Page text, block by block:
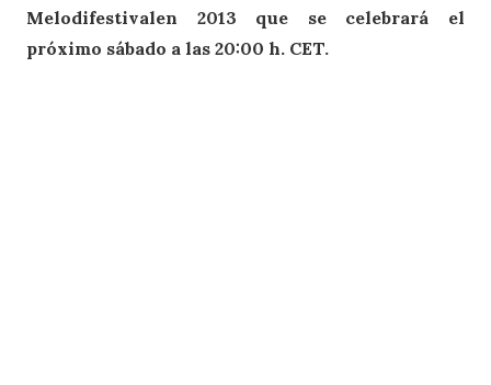
Melodifestivalen 2013 que se celebrará el
próximo sábado a las 20:00 h. CET.